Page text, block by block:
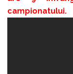
campionatului.